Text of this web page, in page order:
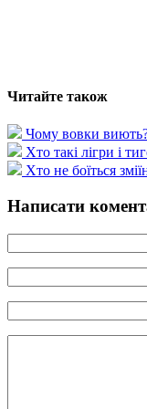
Читайте також
Чому вовки
Хто такі лігри і
Хто не боїться
Написати